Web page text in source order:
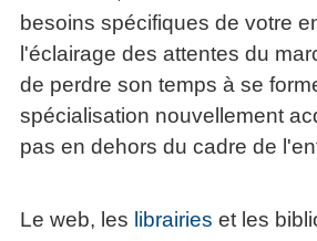
besoins spécifiques de votre
l'éclairage des attentes du
de perdre son temps à se
spécialisation nouvellement
pas en dehors du cadre de
Le web, les librairies et les